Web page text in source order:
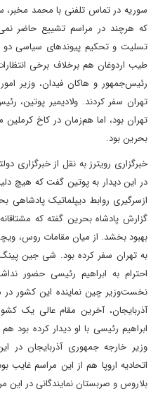
سوریه در تماس تلفنی با محمد
که هرچند در مراسم تشییع حاضر
تسلیت و تحکیم پیوندهای سیاسی
طیب اردوغان هم برخلاف برخی
رئیس‌جمهور و هاکان فیدان، وزیر
تهران سفر کردند. ولادیمیر پوتین،
تهران بود، اما هم‌زمان در کاخ
بحرین بود.
خبرگزاری رویترز به نقل از خبرگزاری
در این دیدار به پوتین گفت که هیچ
ازسرگیری روابط دیپلماتیک پادشاهی
گزارش پادشاه بحرین گفته که
بهبود بخشد. از میان مقامات روس،‌
به تهران سفر کرده بود. شی جین
احترام به ابراهیم رئیسی حضور
نخست‌وزیر چین نماینده این کشور در
آذربایجان، آخرین مقام عالی یک
ابراهیم رئیسی با او دیدار کرده
وزیر خارجه جمهوری آذربایجان
اتحادیه اروپا هم از این مراسم غایب
بلاروس و صربستان نمایندگانی در این